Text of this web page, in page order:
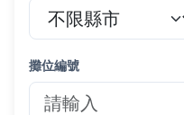
攤位編號